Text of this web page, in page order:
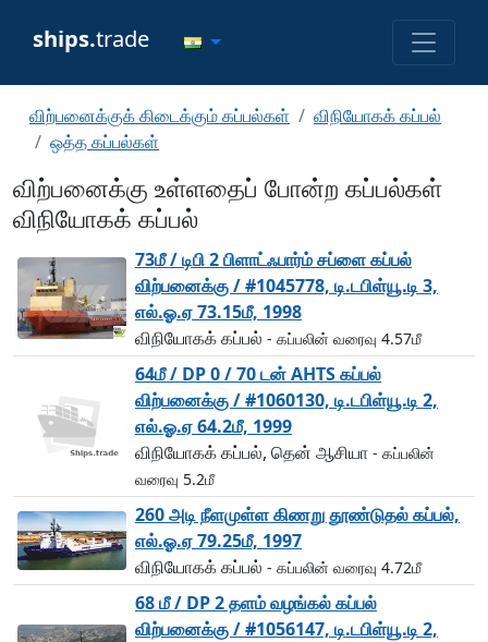
ships.trade
விற்பனைக்குக் கிடைக்கும் கப்பல்கள்
விநியோகக் கப்பல்
ஒத்த கப்பல்கள்
விற்பனைக்கு உள்ளதைப் போன்ற கப்பல்கள்
விநியோகக் கப்பல்
73மீ / டிபி 2 பிளாட்ஃபார்ம் சப்ளை கப்பல்
விற்பனைக்கு / #1045778, டி.டபிள்யூ.டி 3,
எல்.ஓ.ஏ 73.15மீ, 1998
விநியோகக் கப்பல் - கப்பலின் வரைவு 4.57மீ
64மீ / DP 0 / 70 டன் AHTS கப்பல்
விற்பனைக்கு / #1060130, டி.டபிள்யூ.டி 2,
எல்.ஓ.ஏ 64.2மீ, 1999
விநியோகக் கப்பல், தென் ஆசியா - கப்பலின்
வரைவு 5.2மீ
260 அடி நீளமுள்ள கிணறு தூண்டுதல் கப்பல்,
எல்.ஓ.ஏ 79.25மீ, 1997
விநியோகக் கப்பல் - கப்பலின் வரைவு 4.72மீ
68 மீ / DP 2 தளம் வழங்கல் கப்பல்
விற்பனைக்கு / #1056147, டி.டபிள்யூ.டி 2,